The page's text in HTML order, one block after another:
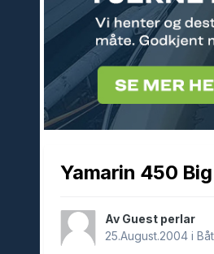
Yamarin 450
Av Guest perlar
25.August.2004 i